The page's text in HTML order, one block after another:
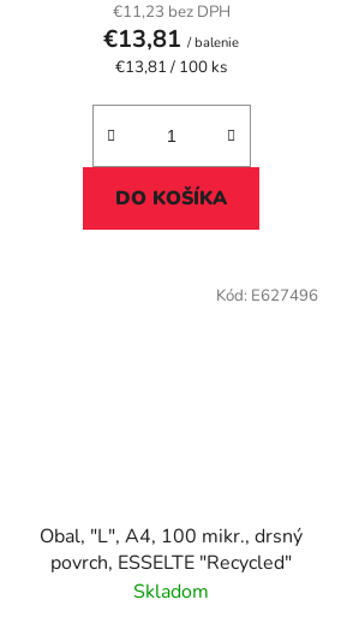
€11,23 bez DPH
€13,81/ balenie
Jednotková
€13,81 / 100 ks
DO KOŠÍKA
Obal, "L", A4, 100 mikr., drsný
povrch, ESSELTE "Recycled"
Skladom
Kód: E627496